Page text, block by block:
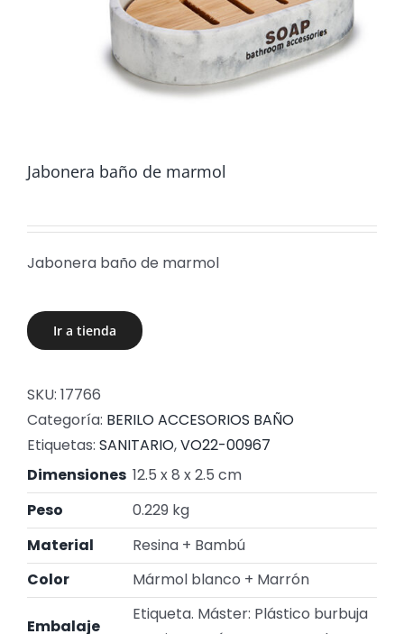
Jabonera baño de marmol
Jabonera baño de marmol
Ir a tienda
SKU: 17766
Categoría: BERILO ACCESORIOS BAÑO
Etiquetas: SANITARIO,VO22-00967
Dimensiones 12.5 x 8 x 2.5 cm
Peso
0.229 kg
Material
Resina + Bambú
Color
Mármol blanco + Marrón
Embalaje
Etiqueta. Máster: Plástico burbuja